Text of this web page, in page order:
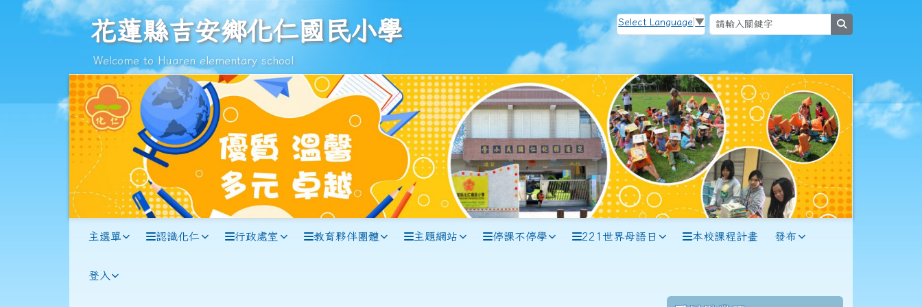
跳至主內容區
花蓮縣吉安鄉化仁國民小學
花蓮縣吉安鄉化仁國民小學
Welcome to Huaren elementary school
Select Language ▼
主選單 認識化仁 行政處室 教育夥伴團體 主題網站 停課不停學 221世界母語日 本校課程計畫 發布
登入